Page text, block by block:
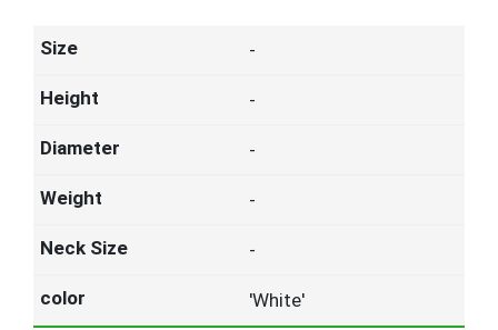
-
-
-
-
-
'White'